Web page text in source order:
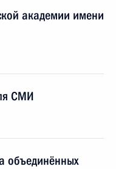
академии имени
СМИ
объединённых